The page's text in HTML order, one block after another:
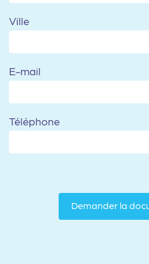
Ville
E-mail
Téléphone
Demander la